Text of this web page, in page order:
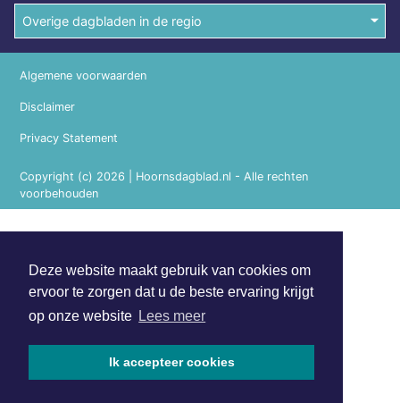
Deze website maakt gebruik van cookies om
ervoor te zorgen dat u de beste ervaring krijgt
op onze website Lees meer
Ik accepteer cookies
Overige dagbladen in de regio
Copyright (c) 2026 | Hoornsdagblad.nl - Alle rechten
voorbehouden
Algemene voorwaarden
Disclaimer
Privacy Statement